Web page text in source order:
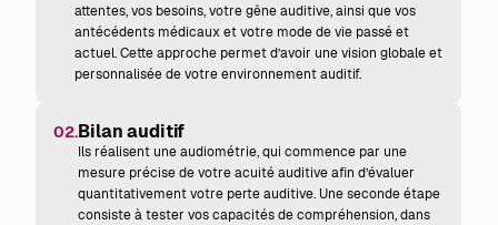
attentes, vos besoins, votre gêne auditive, ainsi que vos
antécédents médicaux et votre mode de vie passé et
actuel. Cette approche permet d’avoir une vision globale et
personnalisée de votre environnement auditif.
02.Bilan auditif
Ils réalisent une audiométrie, qui commence par une
mesure précise de votre acuité auditive afin d’évaluer
quantitativement votre perte auditive. Une seconde étape
consiste à tester vos capacités de compréhension, dans